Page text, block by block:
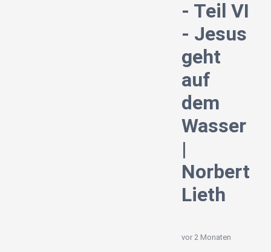
- Teil VI
- Jesus
geht
auf
dem
Wasser
|
Norbert
Lieth
vor 2 Monaten